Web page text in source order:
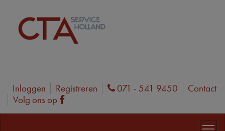
Inloggen Registreren Phone
071 - 541 9450
Contact
Volg ons op
Facebook